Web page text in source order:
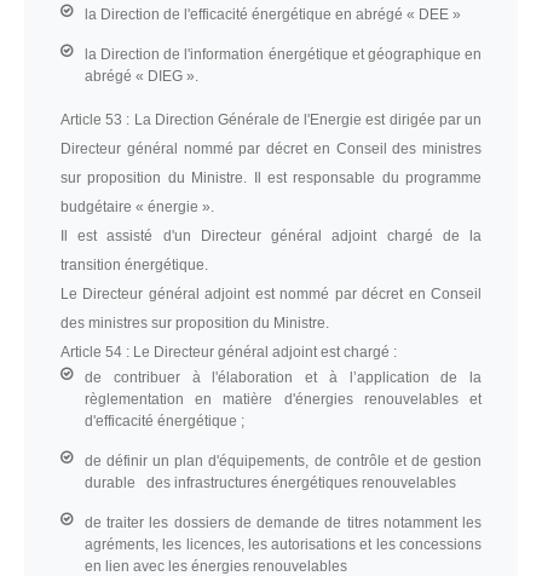
la Direction de l'efficacité énergétique en abrégé « DEE »
la Direction de l'information énergétique et géographique en
abrégé « DIEG ».
Article 53 : La Direction Générale de l'Energie est dirigée par un
Directeur général nommé par décret en Conseil des ministres
sur proposition du Ministre. Il est responsable du programme
budgétaire « énergie ».
Il est assisté d'un Directeur général adjoint chargé de la
transition énergétique.
Le Directeur général adjoint est nommé par décret en Conseil
des ministres sur proposition du Ministre.
Article 54 : Le Directeur général adjoint est chargé :
de contribuer à l'élaboration et à l’application de la
règlementation en matière d'énergies renouvelables et
d'efficacité énergétique ;
de définir un plan d'équipements, de contrôle et de gestion
durable des infrastructures énergétiques renouvelables
de traiter les dossiers de demande de titres notamment les
agréments, les licences, les autorisations et les concessions
en lien avec les énergies renouvelables